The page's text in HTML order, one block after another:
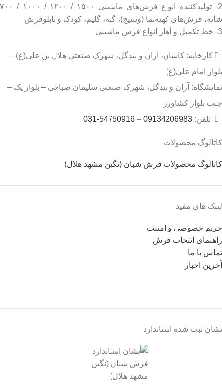
2- تولیدکننده انواع فرش‌های ماشینی ۱۵۰۰ / ۱۲۰۰ / ۱۰۰۰ / ۷۰۰
شانه، فرش‌های کهنه‌نما (وینتیج)، گبه، گلیم، کودک و تابلوفرش
3- خط تکمیل و آهار انواع فرش ماشینی
کارخانه: کاشان، آران و بیدگل، شهرک صنعتی هلال بن علی(ع) –
بلوار امام علی(ع)
نمایشگاه: آران و بیدگل، شهرک صنعتی سلیمان صباحی – بلوار یک –
جنب بلوار کشاورز
تلفن: 09134206983
–
54750916-031
کاتالوگ محصولات
کاتالوگ محصولات فرش شبان (نگین مشهد هلال)
لینک های مفید
حریم خصوصی و امنیت
راهنمای انتخاب فرش
تماس با ما
آخرین اخبار
نشان ثبت شده استاندارد